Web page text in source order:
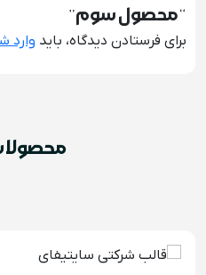
“محصول سوم”
برای فرستادن دیدگاه، باید وارد